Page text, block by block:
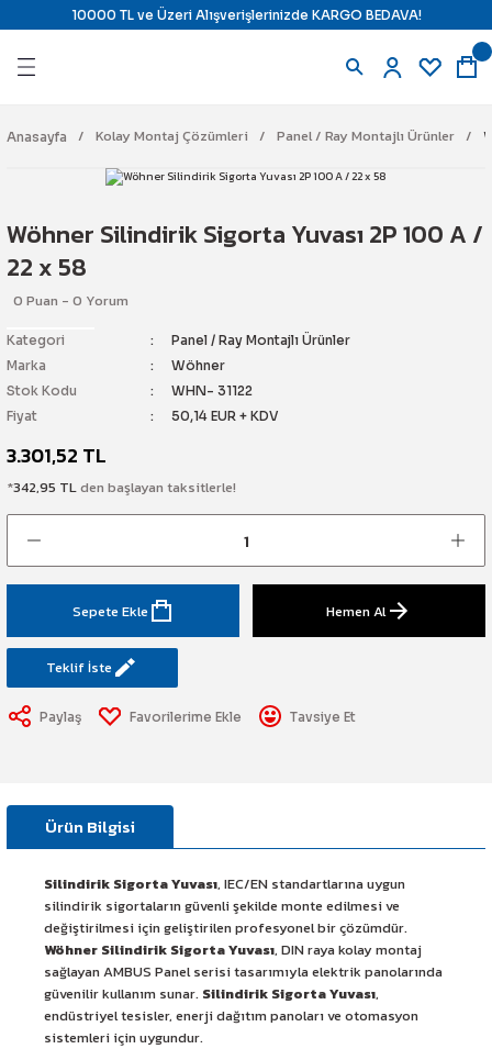
10000 TL ve Üzeri Alışverişlerinizde KARGO BEDAVA!
Geri Dön
Ribbon
Etiketi
Etiketi
Etiketi
Etiketi
& Barikat ve Toprakaltı
Geri Dön
ve Isı Kontrol
Ürünler
Geri Dön
Çözümleri
Karşı Kilitleme
İstasyonları
Söndürme
Geri Dön
Ürünler
Anasayfa Kolay Montaj Çözümleri Panel / Ray Montajlı Ürünler
Wöhner Silindirik Sigorta Yuvası 2P 100 A /
22 x 58
0 Puan - 0 Yorum
Kategori
Panel / Ray Montajlı Ürünler
Marka
Wöhner
Stok Kodu
WHN- 31122
Fiyat
50,14 EUR + KDV
3.301,52 TL
*342,95 TLden başlayan taksitlerle!
Sepete Ekle Hemen Al
Teklif İste
Tavsiye Et
Paylaş
Ürün Bilgisi
Silindirik Sigorta Yuvası, IEC/EN standartlarına uygun
silindirik sigortaların güvenli şekilde monte edilmesi ve
değiştirilmesi için geliştirilen profesyonel bir çözümdür.
Wöhner Silindirik Sigorta Yuvası, DIN raya kolay montaj
sağlayan AMBUS Panel serisi tasarımıyla elektrik panolarında
güvenilir kullanım sunar. Silindirik Sigorta Yuvası,
endüstriyel tesisler, enerji dağıtım panoları ve otomasyon
sistemleri için uygundur.